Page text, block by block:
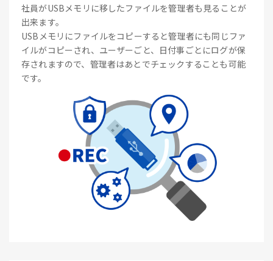
社員がUSBメモリに移したファイルを管理者も見ることが
出来ます。
USBメモリにファイルをコピーすると管理者にも同じファ
イルがコピーされ、ユーザーごと、日付事ごとにログが保
存されますので、管理者はあとでチェックすることも可能
です。